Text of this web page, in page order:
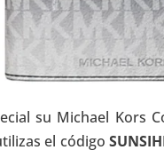
su Michael Kors
el código